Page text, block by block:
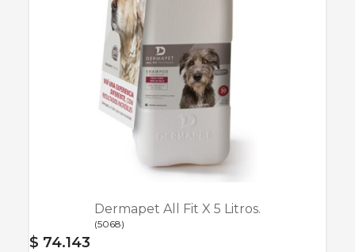
Dermapet All Fit X 5 Litros.
(5068)
$ 74.143